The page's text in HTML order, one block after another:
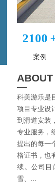
2100
案例
科美游乐是
项目专业设
到滑道安装
专业服务，
提出的每一
格证书，也
续。公司目
雪、...